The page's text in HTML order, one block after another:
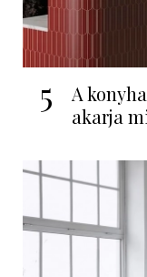
5
A
akarja